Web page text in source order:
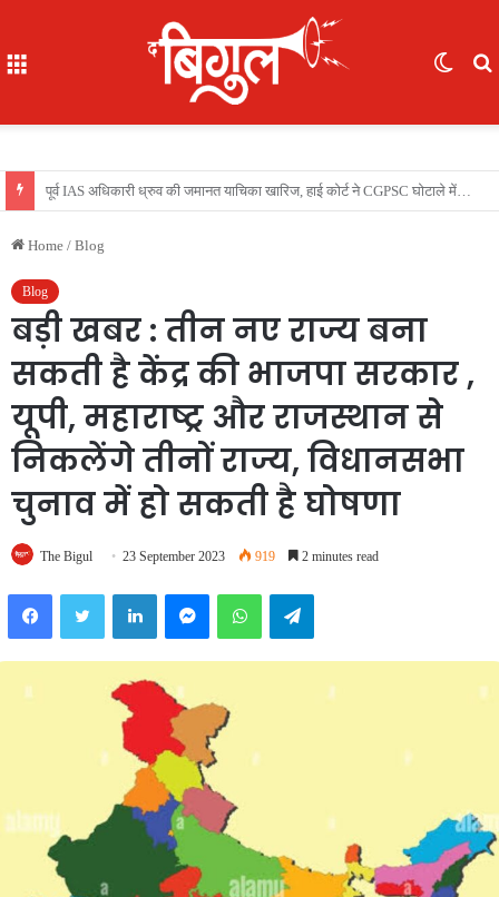
भूखे-प्यासे बच्चों का रेस्क्यू, 16 में से 7 नाबालिग, काम दिलाने के नाम पर ले गए रायपुर, फिर भेजा दुर्ग
Home / Blog
Blog
बड़ी खबर : तीन नए राज्य बना
सकती है केंद्र की भाजपा सरकार ,
यूपी, महाराष्ट्र और राजस्थान से
निकलेंगे तीनों राज्य, विधानसभा
चुनाव में हो सकती है घोषणा
The Bigul 23 September 2023 919 2 minutes read
FacebookTwitter LinkedInMessengerWhatsAppTelegram